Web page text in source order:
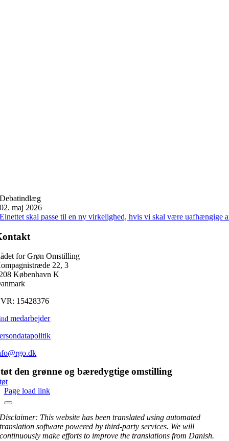
Debatindlæg
02. maj 2026
Elnettet skal passe til en ny virkelighed, hvis vi skal være uafhængige
for Grøn Omstilling
22, 3
København K
15428376
medarbejder
den grønne og bæredygtige omstilling
Page load link
Disclaimer: This website has been translated using automated
translation software powered by third-party services. We will
continuously make efforts to improve the translations from Danish.